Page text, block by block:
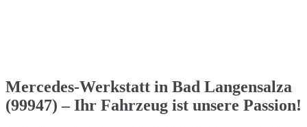
Mercedes-Werkstatt in Bad Langensalza
(99947) – Ihr Fahrzeug ist unsere Passion!